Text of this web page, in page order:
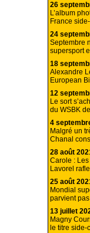
26
L’album
France
24
Septembre
supersport
18
Alexandre
European
12
Le sort
du WSBK
4
Malgré un
Chanal
28 août
Carole :
Lavorel
25 août
Mondial
parvient
13 juillet
Magny
le titre side-